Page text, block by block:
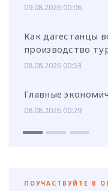
09.08.2026 00:06
Как дагестанцы
производство
08.08.2026 00:53
Главные
08.08.2026 00:29
ПОУЧАСТВУЙТЕ В